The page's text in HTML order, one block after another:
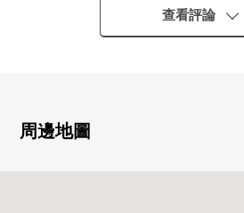
▼Mansion的特徴
查看評論
周邊地圖